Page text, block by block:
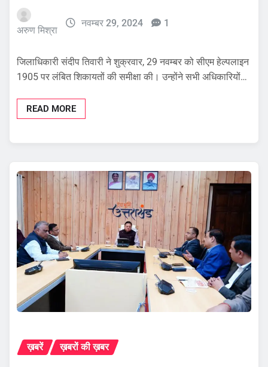
अरुण मिश्रा
नवम्बर 29, 2024 1
जिलाधिकारी संदीप तिवारी ने शुक्रवार, 29 नवम्बर को सीएम हेल्पलाइन
1905 पर लंबित शिकायतों की समीक्षा की। उन्होंने सभी अधिकारियों…
READ MORE
ख़बरें ख़बरों की ख़बर